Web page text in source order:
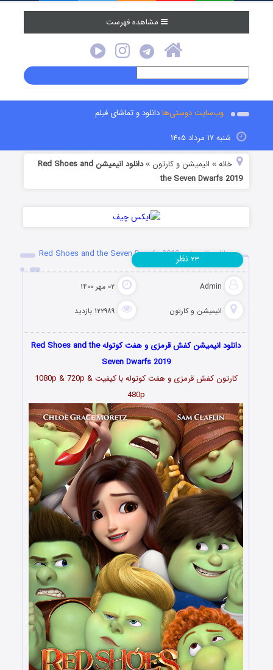
مشاهده فهرست
وب‌سایت دوستی‌هادانلود و تماشای فیلم
شنبه ۱۷ مرداد ۱۴۰۵
خانه » انیمیشن و کارتون »
دانلود انیمیشن Red Shoes and
the Seven Dwarfs 2019
دانلود انیمیشن Red Shoes and the Seven Dwarfs 2019
Admin ۰۲ مهر ۱۴۰۰
انیمیشن و کارتون ۱۲۲۹۸۹ بازدید
۲۳ نظر
دانلود انیمیشن کفش قرمزی و هفت کوتوله Red Shoes and the
Seven Dwarfs 2019
کارتون کفش قرمزی و هفت کوتوله با کیفیت 1080p & 720p &
480p